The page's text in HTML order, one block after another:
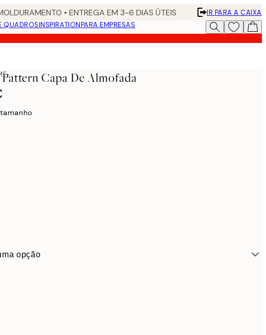
• ENTREGA EM 3-6 DIAS ÚTEIS
IR PARA A CAIXA
QUADROSINSPIRATIONPARA EMPRESAS
Pattern Capa De Almofada
opção